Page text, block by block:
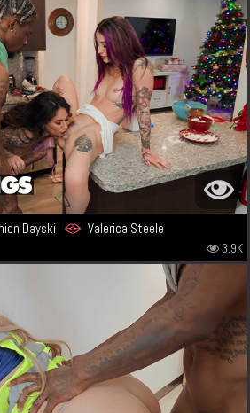
Dayski Valerica Steele
3.9K